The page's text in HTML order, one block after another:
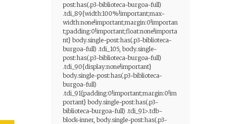
post:has(.p3-biblioteca-burgoa-full)
.tdi_89{width:100%!important;max-
width:none!important;margin:0!importan
t;padding:0!important;float:none!importa
nt} body.single-post:has(.p3-biblioteca-
burgoa-full) .tdi_105, body.single-
post:has(.p3-biblioteca-burgoa-full)
.tdi_90{display:none!important}
body.single-post:has(.p3-biblioteca-
burgoa-full)
.tdi_91{padding:0!important;margin:0!im
portant} body.single-post:has(.p3-
biblioteca-burgoa-full) .tdi_91>.tdb-
block-inner, body.single-post:has(.p3-